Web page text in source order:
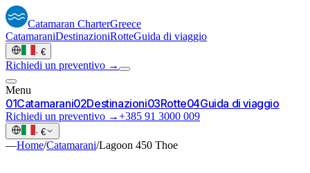
Catamaran CharterGreece
CatamaraniDestinazioniRotteGuida di viaggio
· €
Richiedi un preventivo →
Menu
01Catamarani02Destinazioni03Rotte04Guida di viaggio
Richiedi un preventivo →+385 91 3000 009
· €
—Home/Catamarani/Lagoon 450 Thoe